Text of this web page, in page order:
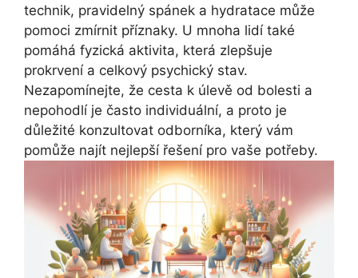
technik, pravidelný spánek a hydratace může
pomoci zmírnit příznaky. U mnoha lidí také
pomáhá fyzická aktivita, která zlepšuje
prokrvení a celkový psychický stav.
Nezapomínejte, že cesta k úlevě od bolesti a
nepohodlí je často individuální, a proto je
důležité konzultovat odborníka, který vám
pomůže najít nejlepší řešení pro vaše potřeby.